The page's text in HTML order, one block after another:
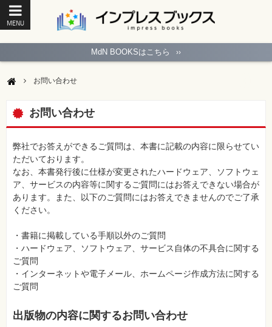
MENU
ペ
ジ
ソ
コ
ン
フ
ト
モ
バ
イ
ル・
ス
フ
ォ
ン・
SNS
作
成・
MdN BOOKSはこちら ››
お問い合わせ
お問い合わせ
弊社でお答えができるご質問は、本書に記載の内容に限らせてい
ただいております。
なお、本書発行後に仕様が変更されたハードウェア、ソフトウェ
ア、サービスの内容等に関するご質問にはお答えできない場合が
あります。また、以下のご質問にはお答えできませんのでご了承
ください。
・書籍に掲載している手順以外のご質問
・ハードウェア、ソフトウェア、サービス自体の不具合に関する
ご質問
・インターネットや電子メール、ホームページ作成方法に関する
ご質問
出版物の内容に関するお問い合わせ